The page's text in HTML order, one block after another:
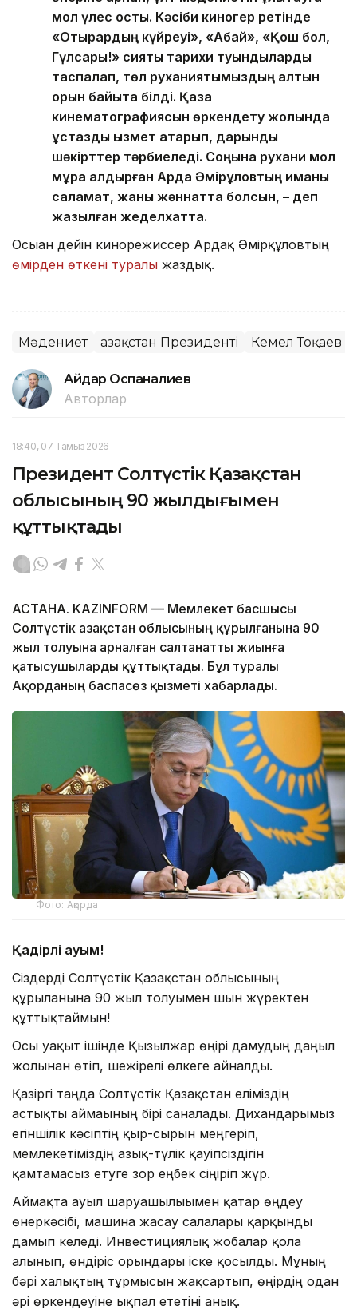
мол үлес қосты. Кәсіби киногер ретінде
«Отырардың күйреуі», «Абай», «Қош бол,
Гүлсары!» сияқты тарихи туындыларды
таспалап, төл руханиятымыздың алтын
қорын байыта білді. Қазақ
кинематографиясын өркендету жолында
ұстаздық қызмет атқарып, дарынды
шәкірттер тәрбиеледі. Соңына рухани мол
мұра қалдырған Ардақ Әмірқұловтың иманы
саламат, жаны жәннатта болсын, – деп
жазылған жеделхатта.
Осыған дейін кинорежиссер Ардақ Әмірқұловтың
өмірден өткені туралы жаздық.
Мәдениет Қазақстан Президенті Кемел Тоқаев
Айдар Оспаналиев
Авторлар
18:40, 07 Тамыз 2026
Президент Солтүстік Қазақстан
облысының 90 жылдығымен
құттықтады
АСТАНА. KAZINFORM — Мемлекет басшысы
Солтүстік Қазақстан облысының құрылғанына 90
жыл толуына арналған салтанатты жиынға
қатысушыларды құттықтады. Бұл туралы
Ақорданың баспасөз қызметі хабарлады.
Фото: Ақорда
Қадірлі қауым!
Сіздерді Солтүстік Қазақстан облысының
құрылғанына 90 жыл толуымен шын жүректен
құттықтаймын!
Осы уақыт ішінде Қызылжар өңірі дамудың даңғыл
жолынан өтіп, шежірелі өлкеге айналды.
Қазіргі таңда Солтүстік Қазақстан еліміздің
астықты аймағының бірі саналады. Дихандарымыз
егіншілік кәсіптің қыр-сырын меңгеріп,
мемлекетіміздің азық-түлік қауіпсіздігін
қамтамасыз етуге зор еңбек сіңіріп жүр.
Аймақта ауыл шаруашылығымен қатар өңдеу
өнеркәсібі, машина жасау салалары қарқынды
дамып келеді. Инвестициялық жобалар қолға
алынып, өндіріс орындары іске қосылды. Мұның
бәрі халықтың тұрмысын жақсартып, өңірдің одан
әрі өркендеуіне ықпал ететіні анық.